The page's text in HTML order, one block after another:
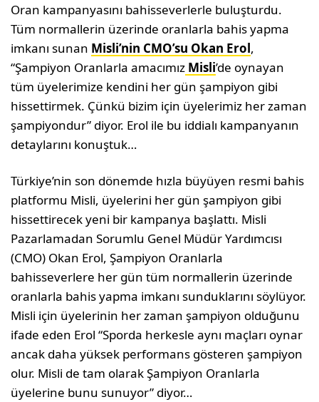
Oran kampanyasını bahisseverlerle buluşturdu.
Tüm normallerin üzerinde oranlarla bahis yapma
imkanı sunan Misli’nin CMO’su Okan Erol,
“Şampiyon Oranlarla amacımız Misli’de oynayan
tüm üyelerimize kendini her gün şampiyon gibi
hissettirmek. Çünkü bizim için üyelerimiz her zaman
şampiyondur” diyor. Erol ile bu iddialı kampanyanın
detaylarını konuştuk…
Türkiye’nin son dönemde hızla büyüyen resmi bahis
platformu Misli, üyelerini her gün şampi­yon gibi
hissettirecek yeni bir kampanya başlattı. Misli
Pazarla­madan Sorumlu Genel Müdür Yardımcısı
(CMO) Okan Erol, Şampiyon Oranlarla
bahisseverlere her gün tüm normallerin üzerinde
oranlarla ba­his yapma imkanı sunduklarını söylüyor.
Misli için üyelerinin her zaman şampiyon olduğunu
ifade eden Erol “Sporda herkesle aynı maçları oynar
ancak daha yüksek performans gösteren şampiyon
olur. Misli de tam olarak Şampiyon Oranlarla
üyelerine bunu sunuyor” diyor…